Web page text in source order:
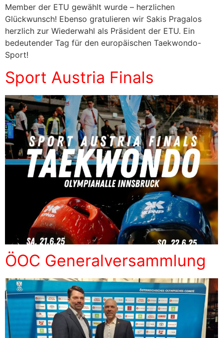
Member der ETU gewählt wurde – herzlichen
Glückwunsch! Ebenso gratulieren wir Sakis Pragalos
herzlich zur Wiederwahl als Präsident der ETU. Ein
bedeutender Tag für den europäischen Taekwondo-
Sport!
Sport Austria Finals
ÖOC Generalversammlung